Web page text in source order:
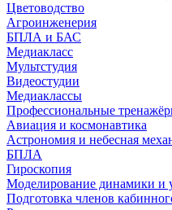
Цветоводство
Агроинженерия
БПЛА и БАС
Медиакласс
Мультстудия
Видеостудии
Медиаклассы
Профессиональные
Авиация и космонавтика
Астрономия и небесная
БПЛА
Гироскопия
Моделирование динамики и
Подготовка членов